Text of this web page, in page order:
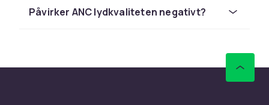
Åpne gir bredt og naturlig lydbilde som ligner
studiomonitorer, ideelt for presis miksing.
Utvalget inkluderer modeller fra Beyerdynamic,
Påvirker ANC lydkvaliteten negativt?